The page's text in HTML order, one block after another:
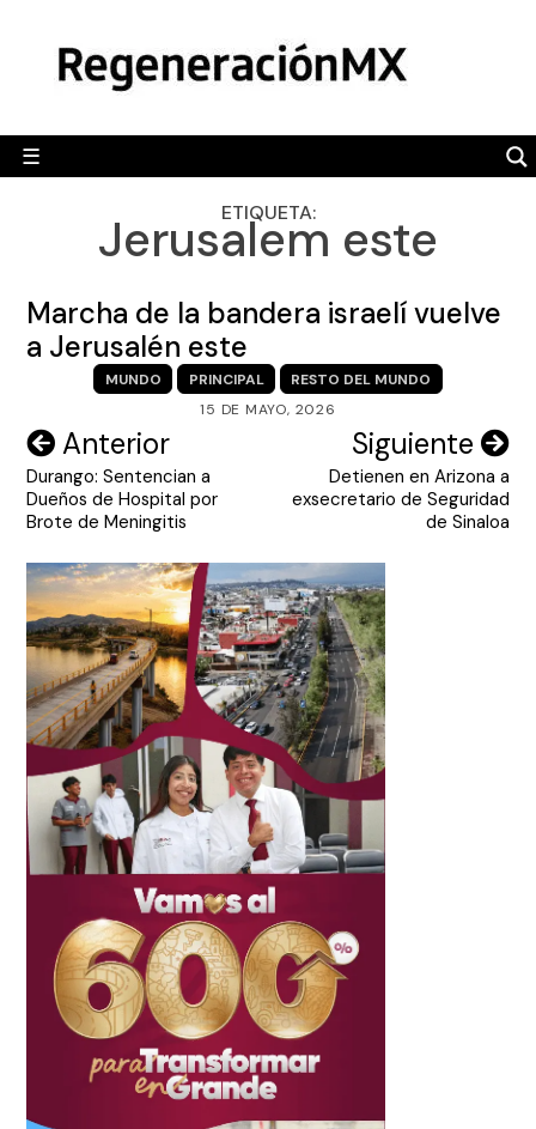
content
☰
POLÍTICA
CAMALEÓN
OPINIÓN
ENGLISH SECTION
VIDEOS
ETIQUETA:
Jerusalem este
Marcha de la bandera israelí vuelve
a Jerusalén este
MUNDO PRINCIPAL
RESTO DEL MUNDO
15 DE MAYO, 2026
Navegación
de
entradas
Anterior
Durango: Sentencian a
Dueños de Hospital por
Brote de Meningitis
Siguiente
Detienen en Arizona a
exsecretario de Seguridad
de Sinaloa